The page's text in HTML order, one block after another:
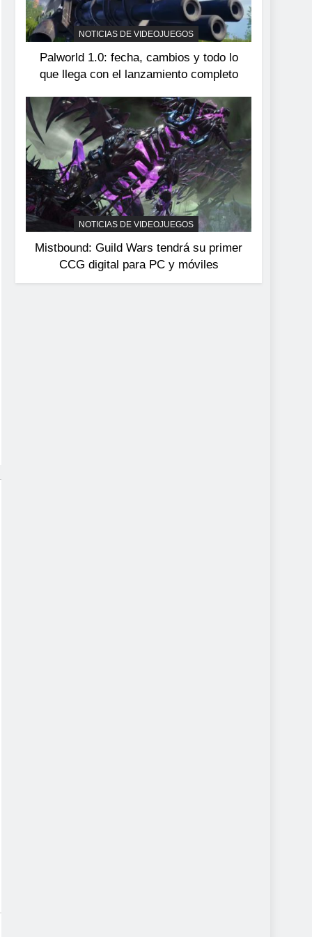
devuelve el espectáculo
de la conducción
Series X|S y PC
NOTICIAS DE VIDEOJUEGOS
NOTICIAS DE VIDEOJUEGOS
Palworld 1.0: fecha, cambios y todo lo
que llega con el lanzamiento completo
NOTICIAS DE VIDEOJUEGOS
Mistbound: Guild Wars tendrá su primer
CCG digital para PC y móviles